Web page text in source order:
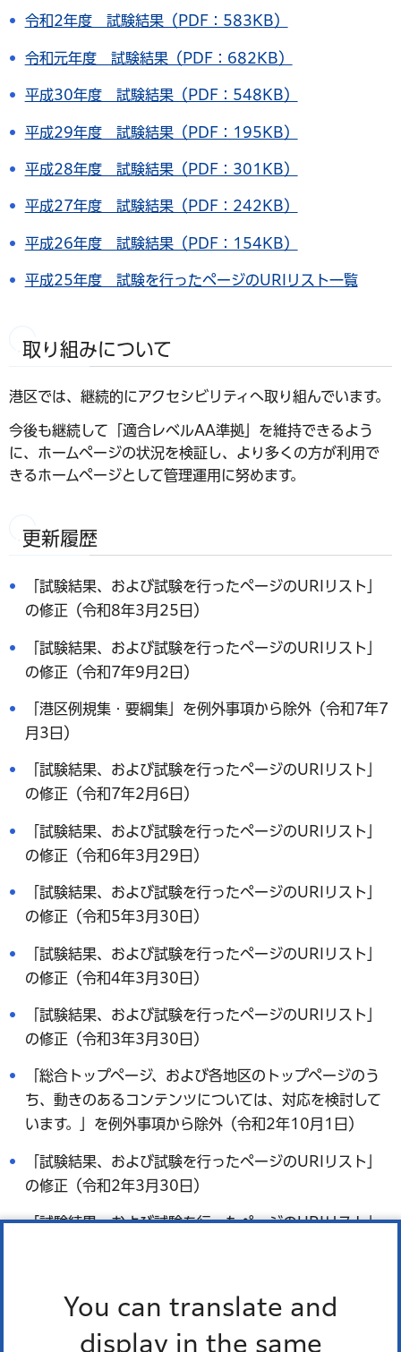
You can translate and
display in the same
令和2年度 試験結果（PDF：583KB）
令和元年度 試験結果（PDF：682KB）
平成30年度 試験結果（PDF：548KB）
平成29年度 試験結果（PDF：195KB）
平成28年度 試験結果（PDF：301KB）
平成27年度 試験結果（PDF：242KB）
平成26年度 試験結果（PDF：154KB）
平成25年度 試験を行ったページのURIリスト一覧
取り組みについて
港区では、継続的にアクセシビリティへ取り組んでいます。
今後も継続して「適合レベルAA準拠」を維持できるよう
に、ホームページの状況を検証し、より多くの方が利用で
きるホームページとして管理運用に努めます。
更新履歴
「試験結果、および試験を行ったページのURIリスト」
の修正（令和8年3月25日）
「試験結果、および試験を行ったページのURIリスト」
の修正（令和7年9月2日）
「港区例規集・要綱集」を例外事項から除外（令和7年7
月3日）
「試験結果、および試験を行ったページのURIリスト」
の修正（令和7年2月6日）
「試験結果、および試験を行ったページのURIリスト」
の修正（令和6年3月29日）
「試験結果、および試験を行ったページのURIリスト」
の修正（令和5年3月30日）
「試験結果、および試験を行ったページのURIリスト」
の修正（令和4年3月30日）
「試験結果、および試験を行ったページのURIリスト」
の修正（令和3年3月30日）
「総合トップページ、および各地区のトップページのう
ち、動きのあるコンテンツについては、対応を検討して
います。」を例外事項から除外（令和2年10月1日）
「試験結果、および試験を行ったページのURIリスト」
の修正（令和2年3月30日）
「試験結果、および試験を行ったページのURIリスト」
の修正（平成30年3月30日）
「試験結果、および試験を行ったページのURIリスト」